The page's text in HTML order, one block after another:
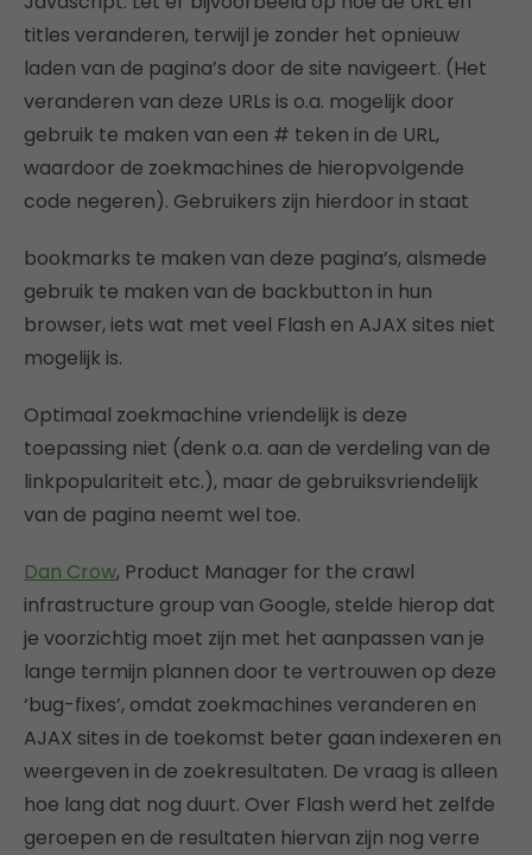
titles veranderen, terwijl je zonder het opnieuw
laden van de pagina’s door de site navigeert. (Het
veranderen van deze URLs is o.a. mogelijk door
gebruik te maken van een # teken in de URL,
waardoor de zoekmachines de hieropvolgende
code negeren). Gebruikers zijn hierdoor in staat
bookmarks te maken van deze pagina’s, alsmede
gebruik te maken van de backbutton in hun
browser, iets wat met veel Flash en AJAX sites niet
mogelijk is.
Optimaal zoekmachine vriendelijk is deze
toepassing niet (denk o.a. aan de verdeling van de
linkpopulariteit etc.), maar de gebruiksvriendelijk
van de pagina neemt wel toe.
Dan Crow, Product Manager for the crawl
infrastructure group van Google, stelde hierop dat
je voorzichtig moet zijn met het aanpassen van je
lange termijn plannen door te vertrouwen op deze
‘bug-fixes’, omdat zoekmachines veranderen en
AJAX sites in de toekomst beter gaan indexeren en
weergeven in de zoekresultaten. De vraag is alleen
hoe lang dat nog duurt. Over Flash werd het zelfde
geroepen en de resultaten hiervan zijn nog verre